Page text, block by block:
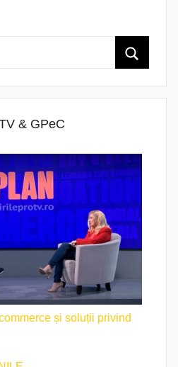
& GPeC
și soluții privind